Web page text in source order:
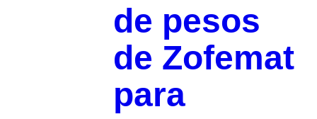
de pesos
de Zofemat
para